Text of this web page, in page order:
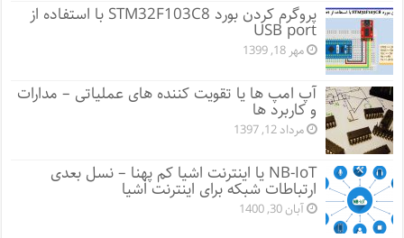
پروگرم کردن بورد STM32F103C8 با استفاده از
USB port
مهر 18, 1399
آپ امپ ها یا تقویت کننده های عملیاتی – مدارات
و کاربرد ها
مرداد 12, 1397
NB-IoT یا اینترنت اشیا کم پهنا – نسل بعدی
ارتباطات شبکه برای اینترنت اشیا
آبان 30, 1400